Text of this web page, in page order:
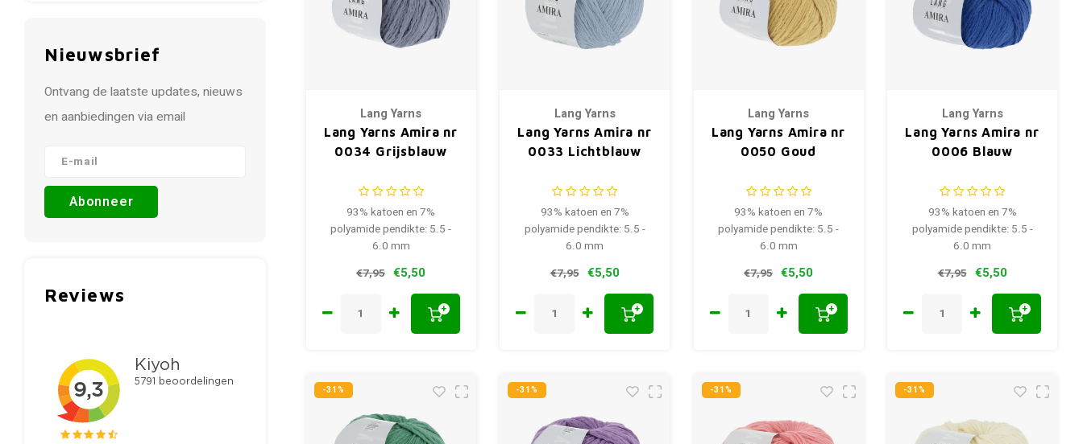
Nieuwsbrief
Ontvang de laatste updates, nieuws
en aanbiedingen via email
Abonneer
Reviews
Lang Yarns
Lang Yarns Amira nr
0034 Grijsblauw
93% katoen en 7%
polyamide pendikte: 5.5 -
6.0 mm
€7,95 €5,50
+
Lang Yarns
Lang Yarns Amira nr
0033 Lichtblauw
93% katoen en 7%
polyamide pendikte: 5.5 -
6.0 mm
€7,95 €5,50
+
Lang Yarns
Lang Yarns Amira nr
0050 Goud
93% katoen en 7%
polyamide pendikte: 5.5 -
6.0 mm
€7,95 €5,50
+
Lang Yarns
Lang Yarns Amira nr
0006 Blauw
93% katoen en 7%
polyamide pendikte: 5.5 -
6.0 mm
€7,95 €5,50
+
-31% -31% -31% -31%